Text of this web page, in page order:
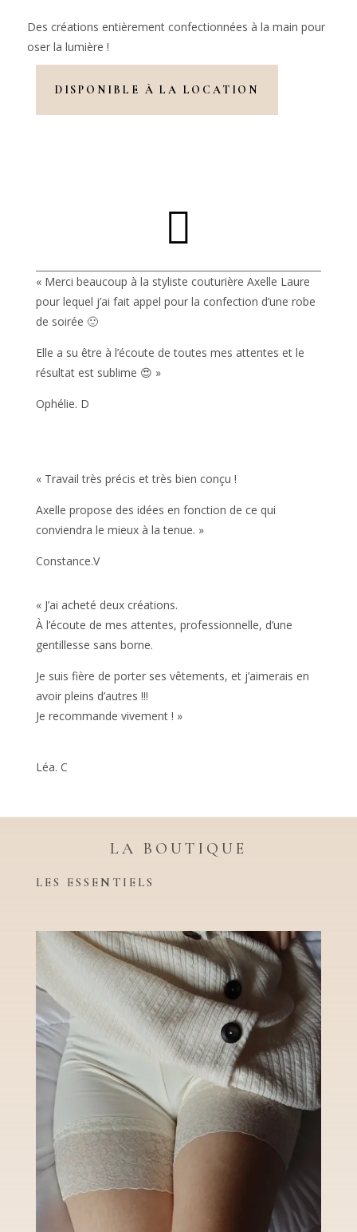
Des créations entièrement confectionnées à la main pour
oser la lumière !
DISPONIBLE À LA LOCATION

« Merci beaucoup à la styliste couturière Axelle Laure
pour lequel j’ai fait appel pour la confection d’une robe
de soirée 🙂
Elle a su être à l’écoute de toutes mes attentes et le
résultat est sublime 😍 »
Ophélie. D
« Travail très précis et très bien conçu !
Axelle propose des idées en fonction de ce qui
conviendra le mieux à la tenue. »
Constance.V
« J’ai acheté deux créations.
À l’écoute de mes attentes, professionnelle, d’une
gentillesse sans borne.
Je suis fière de porter ses vêtements, et j’aimerais en
avoir pleins d’autres !!!
Je recommande vivement ! »
Léa. C
LA BOUTIQUE
LES ESSENTIELS